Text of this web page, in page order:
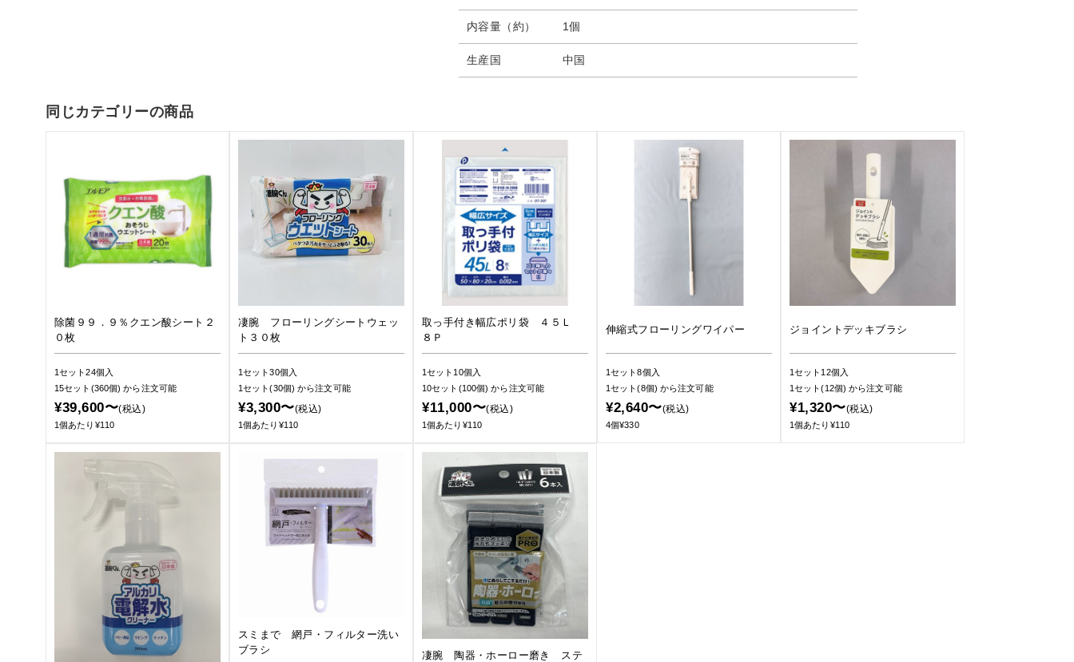
内容量（約） 1個
生産国 中国
同じカテゴリーの商品
除菌９９．９％クエン酸シート２
０枚
1セット24個入
15セット(360個)から注文可能
¥39,600〜(税込)
1個あたり¥110
凄腕 フローリングシートウェッ
ト３０枚
1セット30個入
1セット(30個)から注文可能
¥3,300〜(税込)
1個あたり¥110
取っ手付き幅広ポリ袋 ４５Ｌ
８Ｐ
1セット10個入
10セット(100個)から注文可能
¥11,000〜(税込)
1個あたり¥110
伸縮式フローリングワイパー
1セット8個入
1セット(8個) から注文可能
¥2,640〜(税込)
4個¥330
ジョイントデッキブラシ
1セット12個入
1セット(12個)から注文可能
¥1,320〜(税込)
1個あたり¥110
スミまで 網戸・フィルター洗い
ブラシ
凄腕 陶器・ホーロー磨き ステ